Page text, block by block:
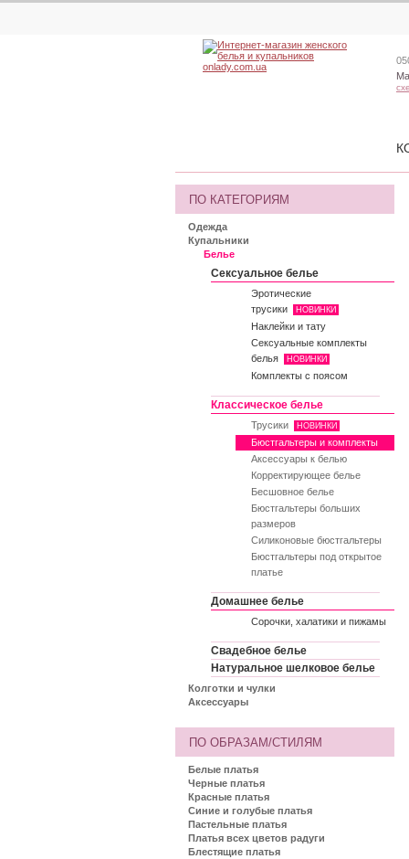
ПО КАТЕГОРИЯМ
Одежда
Купальники
Белье
Сексуальное белье
Эротические
трусики
НОВИНКИ
Наклейки и тату
Сексуальные комплекты
белья
НОВИНКИ
Комплекты с поясом
Классическое белье
Трусики НОВИНКИ
Бюстгальтеры и комплекты
Аксессуары к белью
Корректирующее белье
Бесшовное белье
Бюстгальтеры больших
размеров
Силиконовые бюстгальтеры
Бюстгальтеры под открытое
платье
Домашнее белье
Сорочки, халатики и пижамы
Свадебное белье
Натуральное шелковое белье
Колготки и чулки
Аксессуары
ПО ОБРАЗАМ/СТИЛЯМ
Белые платья
Черные платья
Красные платья
Синие и голубые платья
Пастельные платья
Платья всех цветов радуги
Блестящие платья